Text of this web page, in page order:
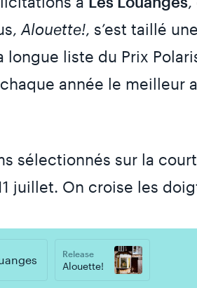
Alouette!, s’est taillé
longue liste du Prix
année le meilleur
sélectionnés sur la
juillet. On croise les
Release
Alouette!